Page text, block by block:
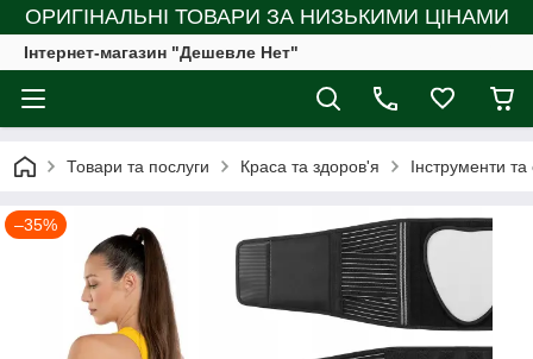
ОРИГІНАЛЬНІ ТОВАРИ ЗА НИЗЬКИМИ ЦІНАМИ
Інтернет-магазин "Дешевле Нет"
Товари та послуги Краса та здоров'я Інструменти
–35%